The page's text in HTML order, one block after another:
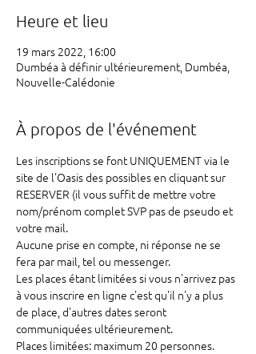
Heure et lieu
19 mars 2022, 16:00
Dumbéa à définir ultérieurement, Dumbéa,
Nouvelle-Calédonie
À propos de l'événement
Les inscriptions se font UNIQUEMENT via le
site de l'Oasis des possibles en cliquant sur
RESERVER (il vous suffit de mettre votre
nom/prénom complet SVP pas de pseudo et
votre mail.
Aucune prise en compte, ni réponse ne se
fera par mail, tel ou messenger.
Les places étant limitées si vous n'arrivez pas
à vous inscrire en ligne c'est qu'il n'y a plus
de place, d'autres dates seront
communiquées ultérieurement.
Places limitées: maximum 20 personnes.